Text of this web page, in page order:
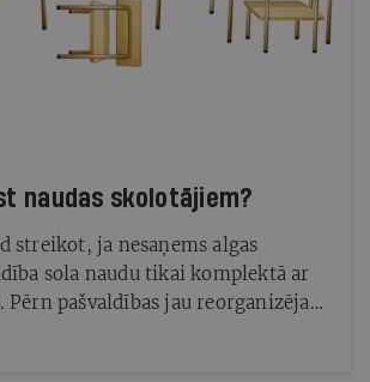
naudas skolotājiem?
streikot, ja nesaņems algas
sola naudu tikai komplektā ar
pašvaldības jau reorganizēja
eksperts vērtē — tā ir butaforija, jo